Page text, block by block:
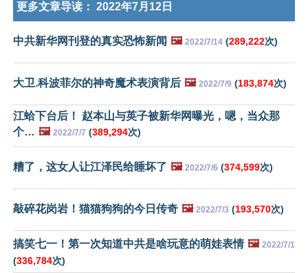
更多文章导读： 2022年7月12日
中共新华网刊登的真实恐怖新闻 🖼️ 2022/7/14 (289,222次)
大卫.科波菲尔的神奇魔术表演背后 🖼️ 2022/7/9 (183,874次)
江蛤下台后！ 赵本山与英子被新华网曝光，嗯，当众那
个… 🖼️ 2022/7/7 (389,294次)
糟了，这女人让江泽民给睡坏了 🖼️ 2022/7/6 (374,599次)
敲碎花岗岩！猫猫狗狗的今日传奇 🖼️ 2022/7/3 (193,570次)
搞笑七一！第一次知道中共是啥玩意的萌娃表情 🖼️ 2022/7/1
(336,784次)